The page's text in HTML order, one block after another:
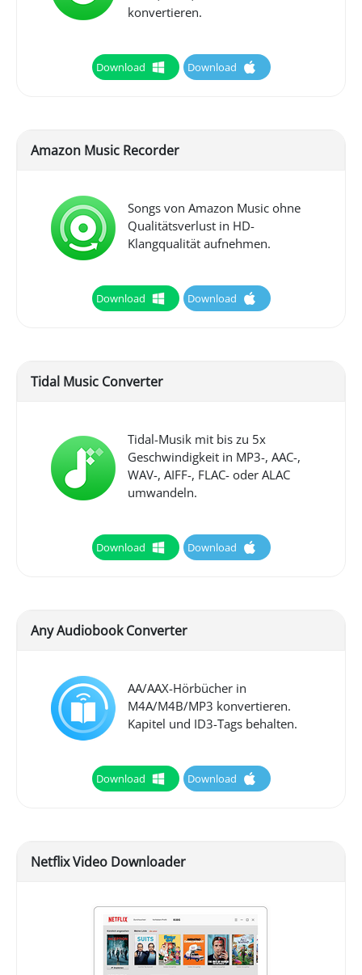
konvertieren.
Download Download
Amazon Music Recorder
Songs von Amazon Music ohne
Qualitätsverlust in HD-
Klangqualität aufnehmen.
Download Download
Tidal Music Converter
Tidal-Musik mit bis zu 5x
Geschwindigkeit in MP3-, AAC-,
WAV-, AIFF-, FLAC- oder ALAC
umwandeln.
Download Download
Any Audiobook Converter
AA/AAX-Hörbücher in
M4A/M4B/MP3 konvertieren.
Kapitel und ID3-Tags behalten.
Download Download
Netflix Video Downloader